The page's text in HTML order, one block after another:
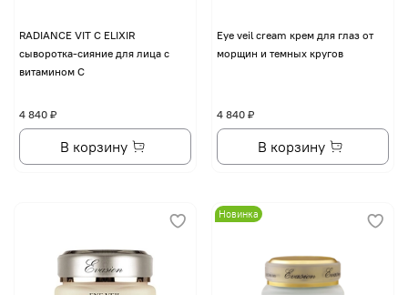
RADIANCE VIT C ELIXIR
сыворотка-сияние для лица с
витамином С
4 840 ₽
В корзину
Eye veil cream крем для глаз от
морщин и темных кругов
4 840 ₽
В корзину
Новинка